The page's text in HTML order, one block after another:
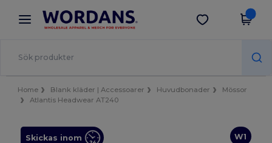
× Wordans-app
Bättre priser i appen!
Hämta app
Home Blank kläder | Accessoarer Huvudbonader
Mössor
Atlantis Headwear AT240
W1
Skickas inom